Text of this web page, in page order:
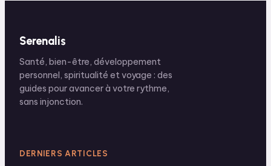
Serenalis
Santé, bien-être, développement
personnel, spiritualité et voyage : des
guides pour avancer à votre rythme,
sans injonction.
DERNIERS ARTICLES